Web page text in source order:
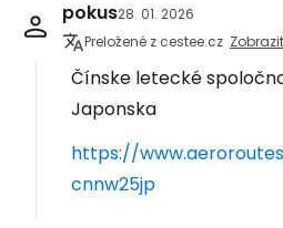
pokus28. 01. 2026
Preložené z cestee.cz
Čínske letecké
Japonska
https://
cnnw25jp